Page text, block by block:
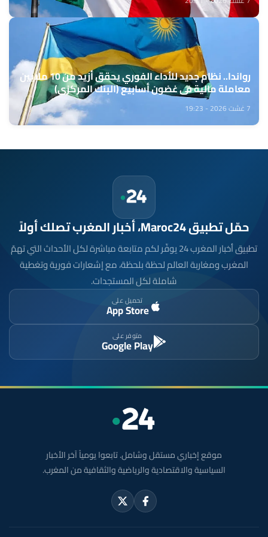
رواندا.. نظام جديد للأداء الفوري يحقق أزيد من 10 ملايين
معاملة مالية في غضون أسابيع (البنك المركزي)
7 غشت 2026 - 19:23
حمّل تطبيق Maroc24، أخبار المغرب تصلك أولاً
تطبيق أخبار المغرب 24 يوفّر لكم متابعة مباشرة لكل الأحداث التي تهمّ
المغرب ومغاربة العالم لحظة بلحظة، مع إشعارات فورية وتغطية
شاملة لكل المستجدات.
تحميل على
App Store
متوفر على
Google Play
موقع إخباري مستقل وشامل. تابعوا يومياً آخر الأخبار
السياسية والاقتصادية والرياضية والثقافية من المغرب.